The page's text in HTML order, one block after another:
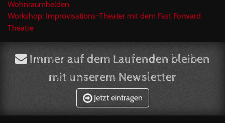
Wohnraumhelden
Workshop: Improvisations-Theater mit dem Fast Forward
Theatre
Immer auf dem Laufenden bleiben
mit unserem Newsletter
Jetzt eintragen